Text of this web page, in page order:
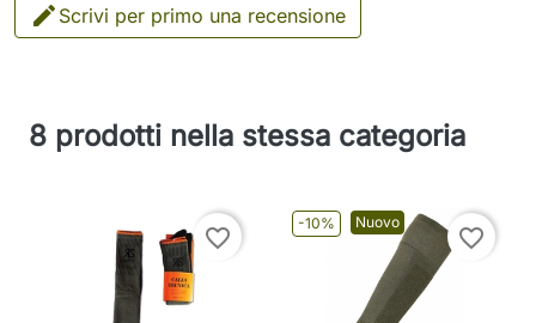
 Scrivi per primo una recensione
8 prodotti nella stessa categoria
favorite_border
-10% Nuovo
favorite_border